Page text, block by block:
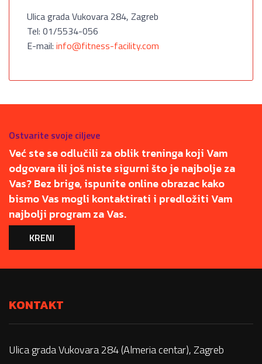
Ulica grada Vukovara 284, Zagreb
Tel: 01/5534-056
E-mail: info@fitness-facility.com
Ostvarite svoje ciljeve
Već ste se odlučili za oblik treninga koji Vam
odgovara ili još niste sigurni što je najbolje za
Vas? Bez brige, ispunite online obrazac kako
bismo Vas mogli kontaktirati i predložiti Vam
najbolji program za Vas.
KRENI
KONTAKT
Ulica grada Vukovara 284 (Almeria centar), Zagreb